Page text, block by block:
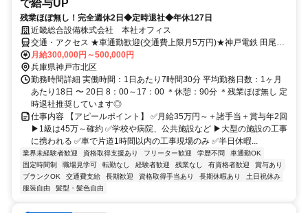
で給与UP
残業ほぼ無し！完全週休2日◆定時退社◆年休127日
近畿総合設備株式会社 本社オフィス
交通・アクセス ★車通勤歓迎(交通費上限月5万円)★神戸電鉄 田尾寺
駅から車で5分
月給300,000円～500,000円
兵庫県神戸市北区
勤務時間詳細 実働時間：1日あたり7時間30分 平均勤務日数：1ヶ月
あたり18日 〜 20日 8：00～17：00 ＊休憩：90分 ＊残業ほぼ無し 定
時退社推奨しています◎
仕事内容 【アピールポイント】 ✅月給35万円～＋諸手当＋賞与年2回
▶1級は45万～確約 ✅学校や病院、公共施設など ▶大型の施設の工事
に携われる ✅車で片道1時間以内の工事現場のみ ✅半日休暇...
業界未経験者歓迎 資格取得支援あり フリーター歓迎 学歴不問
車通勤OK
固定時間制
職場見学可 転勤なし 経験者歓迎 残業なし 有資格者歓迎
賞与あり
ブランクOK
交通費支給 長期歓迎 資格取得手当あり 長期休暇あり
土日祝休み
服装自由
髪型・髪色自由